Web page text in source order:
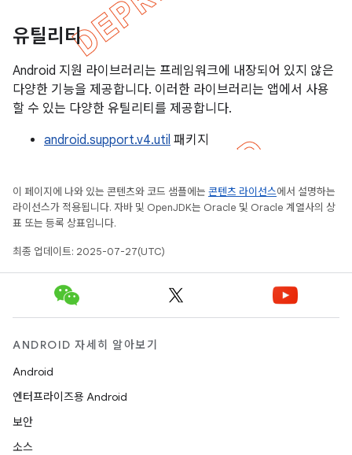
유틸리티
Android 지원 라이브러리는 프레임워크에 내장되어 있지 않은
다양한 기능을 제공합니다. 이러한 라이브러리는 앱에서 사용
할 수 있는 다양한 유틸리티를 제공합니다.
android.support.v4.util 패키지
이 페이지에 나와 있는 콘텐츠와 코드 샘플에는 콘텐츠 라이선스에서 설명하는
라이선스가 적용됩니다. 자바 및 OpenJDK는 Oracle 및 Oracle 계열사의 상
표 또는 등록 상표입니다.
최종 업데이트: 2025-07-27(UTC)
ANDROID 자세히 알아보기
Android
엔터프라이즈용 Android
보안
소스